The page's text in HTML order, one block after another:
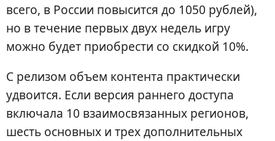
всего, в России повысится до 1050 рублей),
но в течение первых двух недель игру
можно будет приобрести со скидкой 10%.
С релизом объем контента практически
удвоится. Если версия раннего доступа
включала 10 взаимосвязанных регионов,
шесть основных и трех дополнительных